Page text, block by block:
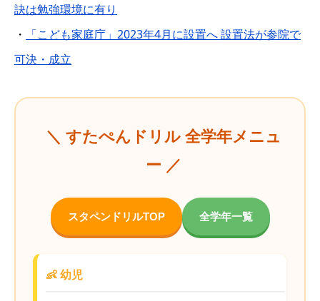
訣は勉強環境に有り
・
「こども家庭庁」2023年4月に設置へ 設置法が参院で
可決・成立
＼ すたぺんドリル 全学年メニュ
ー ／
スタペンドリルTOP 全学年一覧
👶 幼児